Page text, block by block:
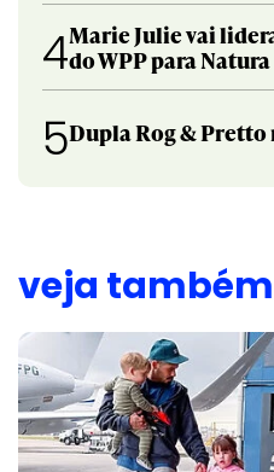
4Marie Julie vai
do WPP para Natura
5Dupla Rog & Pretto
veja também